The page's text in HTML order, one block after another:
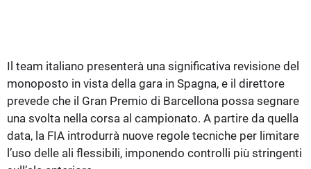
Il team italiano presenterà una significativa revisione del
monoposto in vista della gara in Spagna, e il direttore
prevede che il Gran Premio di Barcellona possa segnare
una svolta nella corsa al campionato. A partire da quella
data, la FIA introdurrà nuove regole tecniche per limitare
l’uso delle ali flessibili, imponendo controlli più stringenti